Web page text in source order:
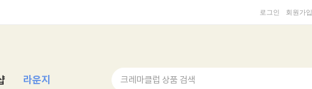
로그인 회원가입
라운지 크레마클럽 상품 검색